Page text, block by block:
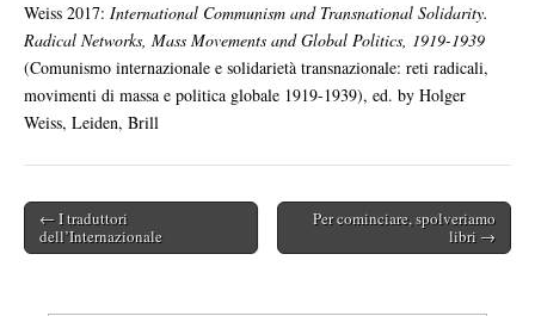
Weiss 2017: International Communism and Transnational Solidarity.
Radical Networks, Mass Movements and Global Politics, 1919-1939
(Comunismo internazionale e solidarietà transnazionale: reti radicali,
movimenti di massa e politica globale 1919-1939), ed. by Holger
Weiss, Leiden, Brill
Post navigation
← I traduttori
dell’Internazionale
Per cominciare, spolveriamo
libri →